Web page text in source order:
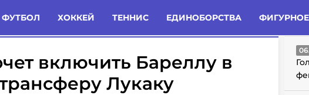
ФУТБОЛ ХОККЕЙ ТЕННИС ЕДИНОБОРСТВА
Статьи Комменты Новости
включить Бареллу в
Лукаку